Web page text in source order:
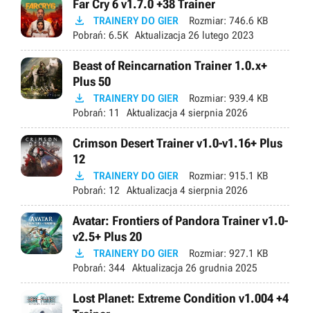
Far Cry 6 v1.7.0 +38 Trainer
 TRAINERY DO GIER Rozmiar: 746.6 KB
Pobrań: 6.5K Aktualizacja 26 lutego 2023
Beast of Reincarnation Trainer 1.0.x+
Plus 50
 TRAINERY DO GIER Rozmiar: 939.4 KB
Pobrań: 11 Aktualizacja 4 sierpnia 2026
Crimson Desert Trainer v1.0-v1.16+ Plus
12
 TRAINERY DO GIER Rozmiar: 915.1 KB
Pobrań: 12 Aktualizacja 4 sierpnia 2026
Avatar: Frontiers of Pandora Trainer v1.0-
v2.5+ Plus 20
 TRAINERY DO GIER Rozmiar: 927.1 KB
Pobrań: 344 Aktualizacja 26 grudnia 2025
Lost Planet: Extreme Condition v1.004 +4